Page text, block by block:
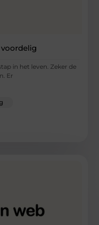
in het leven. Zeker de
Er